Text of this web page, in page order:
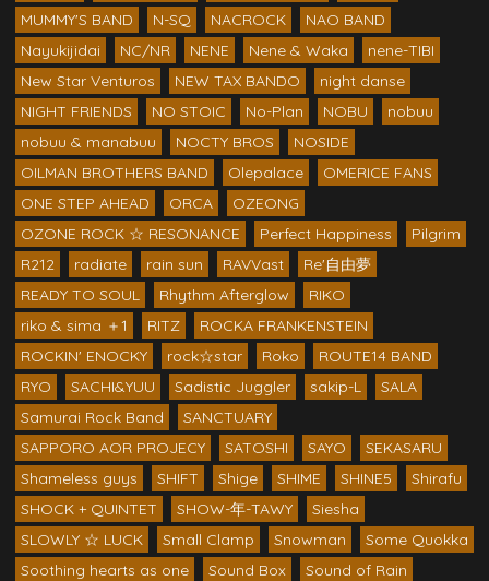
MUMMY'S BAND
N-SQ NACROCK
NAO BAND
Nayukijidai
NC/NR NENE Nene & Waka
nene-TIBI
New Star Venturos
NEW TAX BANDO
night danse
NIGHT FRIENDS
NO STOIC No-Plan NOBU
nobuu
nobuu & manabuu
NOCTY BROS
NOSIDE
OILMAN BROTHERS BAND
Olepalace
OMERICE FANS
ONE STEP AHEAD
ORCA
OZEONG
OZONE ROCK ☆ RESONANCE
Perfect Happiness
Pilgrim
R212
radiate rain sun RAVVast
Re'自由夢
READY TO SOUL
Rhythm Afterglow
RIKO
riko & sima ＋1
RITZ
ROCKA FRANKENSTEIN
ROCKIN' ENOCKY
rock☆star Roko
ROUTE14 BAND
RYO
SACHI&YUU Sadistic Juggler sakip-L
SALA
Samurai Rock Band
SANCTUARY
SAPPORO AOR PROJECY
SATOSHI SAYO
SEKASARU
Shameless guys
SHIFT Shige SHIME SHINE5
Shirafu
SHOCK + QUINTET
SHOW-年-TAWY
Siesha
SLOWLY ☆ LUCK
Small Clamp Snowman
Some Quokka
Soothing hearts as one
Sound Box
Sound of Rain